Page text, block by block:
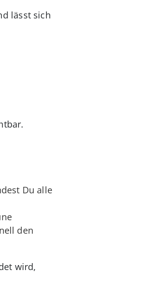
lässt sich
Du alle
den
wird,